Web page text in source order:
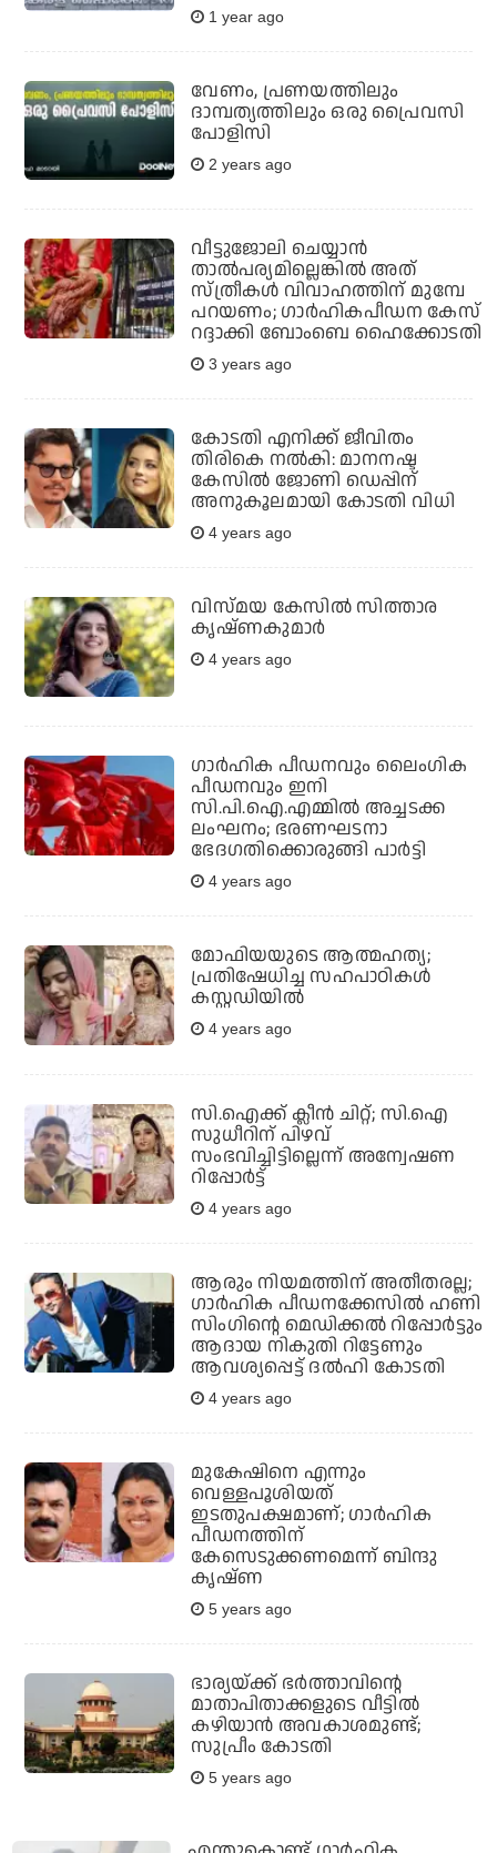
1 year ago
വേണം, പ്രണയത്തിലും
ദാമ്പത്യത്തിലും ഒരു പ്രൈവസി
പോളിസി
2 years ago
വീട്ടുജോലി ചെയ്യാന്‍
താല്‍പര്യമില്ലെങ്കില്‍ അത്
സ്ത്രീകള്‍ വിവാഹത്തിന് മുമ്പേ
പറയണം; ഗാര്‍ഹികപീഡന കേസ്
റദ്ദാക്കി ബോംബെ ഹൈക്കോടതി
3 years ago
കോടതി എനിക്ക് ജീവിതം
തിരികെ നല്‍കി: മാനനഷ്ട
കേസില്‍ ജോണി ഡെപ്പിന്
അനുകൂലമായി കോടതി വിധി
4 years ago
വിസ്മയ കേസില്‍ സിത്താര
കൃഷ്ണകുമാര്‍
4 years ago
ഗാര്‍ഹിക പീഡനവും ലൈംഗിക
പീഡനവും ഇനി
സി.പി.ഐ.എമ്മില്‍ അച്ചടക്ക
ലംഘനം; ഭരണഘടനാ
ഭേദഗതിക്കൊരുങ്ങി പാര്‍ട്ടി
4 years ago
മോഫിയയുടെ ആത്മഹത്യ;
പ്രതിഷേധിച്ച സഹപാഠികള്‍
കസ്റ്റഡിയില്‍
4 years ago
സി.ഐക്ക് ക്ലീന്‍ ചിറ്റ്; സി.ഐ
സുധീറിന് പിഴവ്
സംഭവിച്ചിട്ടില്ലെന്ന് അന്വേഷണ
റിപ്പോര്‍ട്ട്
4 years ago
ആരും നിയമത്തിന് അതീതരല്ല;
ഗാര്‍ഹിക പീഡനക്കേസില്‍ ഹണി
സിംഗിന്റെ മെഡിക്കല്‍ റിപ്പോര്‍ട്ടും
ആദായ നികുതി റിട്ടേണും
ആവശ്യപ്പെട്ട് ദല്‍ഹി കോടതി
4 years ago
മുകേഷിനെ എന്നും
വെള്ളപൂശിയത്
ഇടതുപക്ഷമാണ്; ഗാര്‍ഹിക
പീഡനത്തിന്
കേസെടുക്കണമെന്ന് ബിന്ദു
കൃഷ്ണ
5 years ago
ഭാര്യയ്ക്ക് ഭര്‍ത്താവിന്റെ
മാതാപിതാക്കളുടെ വീട്ടില്‍
കഴിയാന്‍ അവകാശമുണ്ട്;
സുപ്രീം കോടതി
5 years ago